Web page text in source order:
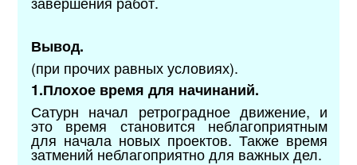
Вывод.
(при прочих равных условиях).
1.Плохое время для начинаний.
Сатурн начал ретроградное движение, и
это время становится неблагоприятным
для начала новых проектов. Также время
затмений неблагоприятно для важных дел.